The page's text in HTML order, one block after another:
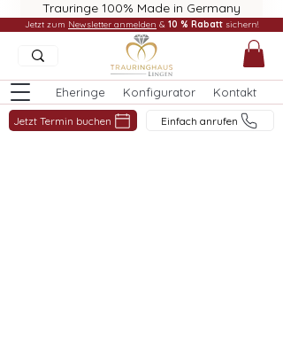
Trauringe 100% Made in Germany
Eheringe Konfigurator Kontakt
Jetzt Termin buchen Einfach anrufen
Jetzt zum Newsletter anmelden & 10 % Rabatt sichern!